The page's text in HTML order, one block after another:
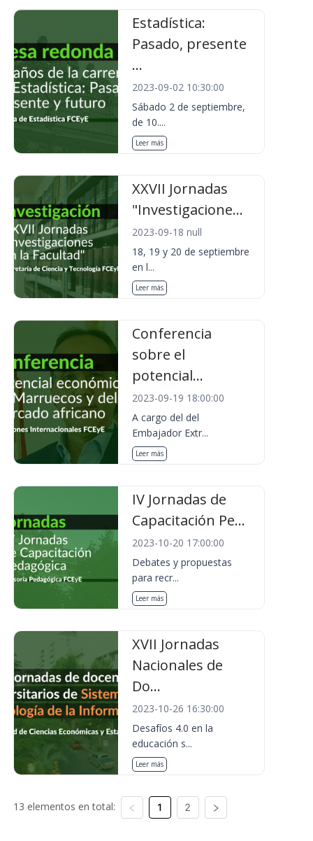
Estadística:
Pasado, presente
...
2023-09-02 10:30:00
Sábado 2 de septiembre,
de 10....
Leer más
XXVII Jornadas
"Investigacione...
2023-09-18 null
18, 19 y 20 de septiembre
en l...
Leer más
Conferencia
sobre el
potencial...
2023-09-19 18:00:00
A cargo del del
Embajador Extr...
Leer más
IV Jornadas de
Capacitación Pe...
2023-10-20 17:00:00
Debates y propuestas
para recr...
Leer más
XVII Jornadas
Nacionales de
Do...
2023-10-26 16:30:00
Desafíos 4.0 en la
educación s...
Leer más
13 elementos en total: 1 2